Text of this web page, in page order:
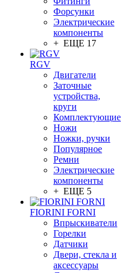
Форсунки
Электрические
компоненты
+ ЕЩЕ 17
RGV
Двигатели
Заточные
устройства,
круги
Комплектующие
Ножи
Ножки, ручки
Популярное
Ремни
Электрические
компоненты
+ ЕЩЕ 5
FIORINI FORNI
Впрыскиватели
Горелки
Датчики
Двери, стекла и
аксессуары